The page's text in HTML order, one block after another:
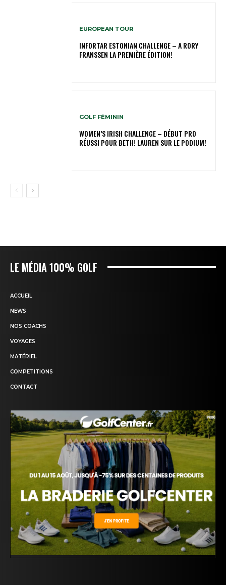
EUROPEAN TOUR
INFORTAR ESTONIAN CHALLENGE – A RORY
FRANSSEN LA PREMIÈRE ÉDITION!
GOLF FÉMININ
WOMEN’S IRISH CHALLENGE – DÉBUT PRO
RÉUSSI POUR BETH! LAUREN SUR LE PODIUM!
LE MÉDIA 100% GOLF
ACCUEIL
NEWS
NOS COACHS
VOYAGES
MATÉRIEL
COMPETITIONS
CONTACT